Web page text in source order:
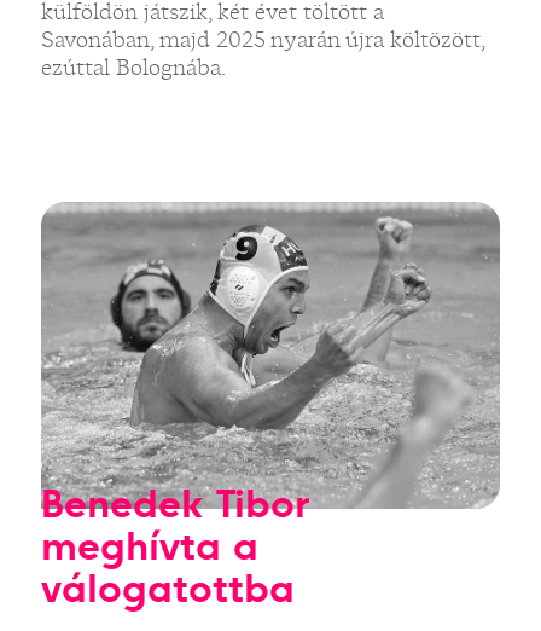
külföldön játszik, két évet töltött a
Savonában, majd 2025 nyarán újra költözött,
ezúttal Bolognába.
Benedek Tibor
meghívta a
válogatottba